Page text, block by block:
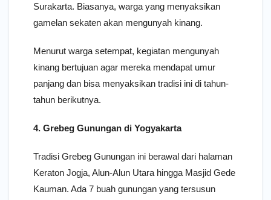
Surakarta. Biasanya, warga yang menyaksikan
gamelan sekaten akan mengunyah kinang.
Menurut warga setempat, kegiatan mengunyah
kinang bertujuan agar mereka mendapat umur
panjang dan bisa menyaksikan tradisi ini di tahun-
tahun berikutnya.
4. Grebeg Gunungan di Yogyakarta
Tradisi Grebeg Gunungan ini berawal dari halaman
Keraton Jogja, Alun-Alun Utara hingga Masjid Gede
Kauman. Ada 7 buah gunungan yang tersusun